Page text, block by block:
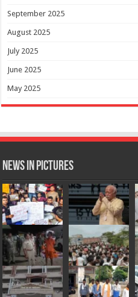
September 2025
August 2025
July 2025
June 2025
May 2025
News in Pictures